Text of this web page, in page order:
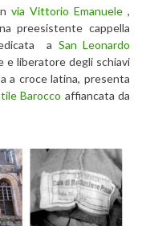
via Vittorio Emanuele,
preesistente cappella
a San Leonardo
liberatore degli schiavi
a croce latina, presenta
Barocco affiancata da